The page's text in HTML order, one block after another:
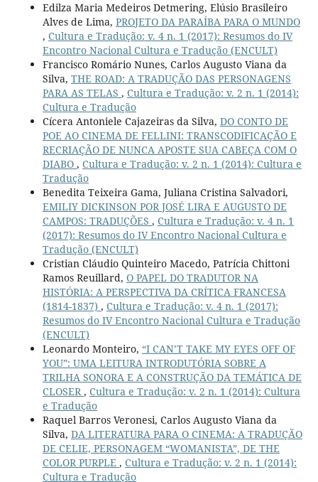
Edilza Maria Medeiros Detmering, Elúsio Brasileiro
Alves de Lima, PROJETO DA PARAÍBA PARA O MUNDO
, Cultura e Tradução: v. 4 n. 1 (2017): Resumos do IV
Encontro Nacional Cultura e Tradução (ENCULT)
Francisco Romário Nunes, Carlos Augusto Viana da
Silva, THE ROAD: A TRADUÇÃO DAS PERSONAGENS
PARA AS TELAS , Cultura e Tradução: v. 2 n. 1 (2014):
Cultura e Tradução
Cícera Antoniele Cajazeiras da Silva, DO CONTO DE
POE AO CINEMA DE FELLINI: TRANSCODIFICAÇÃO E
RECRIAÇÃO DE NUNCA APOSTE SUA CABEÇA COM O
DIABO , Cultura e Tradução: v. 2 n. 1 (2014): Cultura e
Tradução
Benedita Teixeira Gama, Juliana Cristina Salvadori,
EMILIY DICKINSON POR JOSÉ LIRA E AUGUSTO DE
CAMPOS: TRADUÇÕES , Cultura e Tradução: v. 4 n. 1
(2017): Resumos do IV Encontro Nacional Cultura e
Tradução (ENCULT)
Cristian Cláudio Quinteiro Macedo, Patrícia Chittoni
Ramos Reuillard, O PAPEL DO TRADUTOR NA
HISTÓRIA: A PERSPECTIVA DA CRÍTICA FRANCESA
(1814-1837) , Cultura e Tradução: v. 4 n. 1 (2017):
Resumos do IV Encontro Nacional Cultura e Tradução
(ENCULT)
Leonardo Monteiro, “I CAN’T TAKE MY EYES OFF OF
YOU”: UMA LEITURA INTRODUTÓRIA SOBRE A
TRILHA SONORA E A CONSTRUÇÃO DA TEMÁTICA DE
CLOSER, Cultura e Tradução: v. 2 n. 1 (2014): Cultura
e Tradução
Raquel Barros Veronesi, Carlos Augusto Viana da
Silva, DA LITERATURA PARA O CINEMA: A TRADUÇÃO
DE CELIE, PERSONAGEM “WOMANISTA”, DE THE
COLOR PURPLE , Cultura e Tradução: v. 2 n. 1 (2014):
Cultura e Tradução